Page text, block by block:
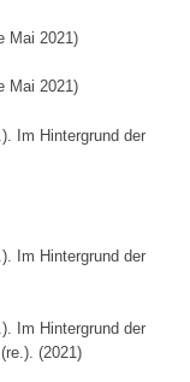
Mai 2021)
Mai 2021)
Im Hintergrund der
Im Hintergrund der
Im Hintergrund der
(2021)